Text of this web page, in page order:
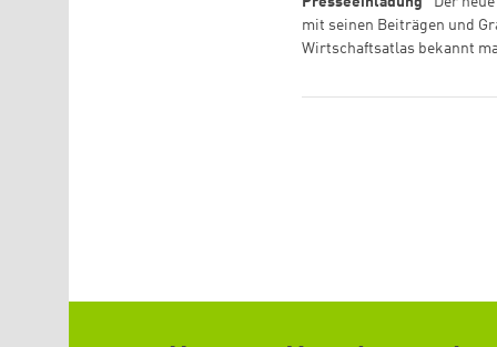
mit seinen Beiträgen und
Wirtschaftsatlas bekannt